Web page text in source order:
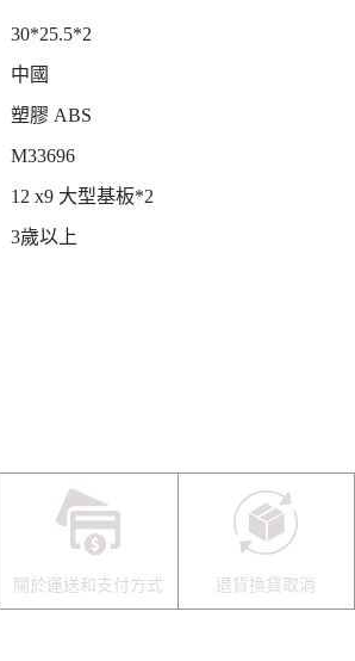
30*25.5*2
中國
塑膠 ABS
M33696
12 x9 大型基板*2
3歲以上
關於運送和支付方式 退貨換貨取消